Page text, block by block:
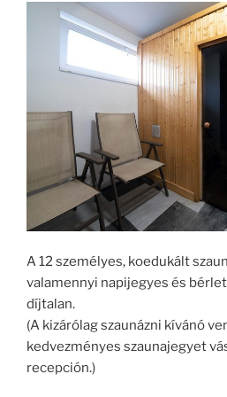
A 12 személyes, koedukált
valamennyi napijegyes és
díjtalan.
(A kizárólag szaunázni kívánó
kedvezményes szaunajegyet
recepción.)